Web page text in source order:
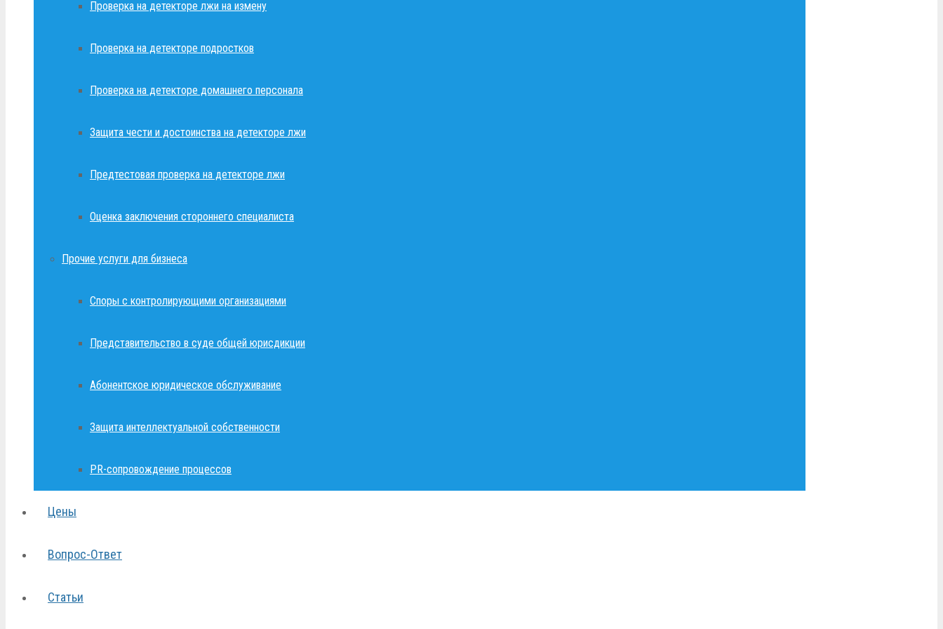
Проверка на детекторе лжи на измену
Проверка на детекторе подростков
Проверка на детекторе домашнего персонала
Защита чести и достоинства на детекторе лжи
Предтестовая проверка на детекторе лжи
Оценка заключения стороннего специалиста
Прочие услуги для бизнеса
Споры с контролирующими организациями
Представительство в суде общей юрисдикции
Абонентское юридическое обслуживание
Защита интеллектуальной собственности
PR-сопровождение процессов
Цены
Вопрос-Ответ
Статьи